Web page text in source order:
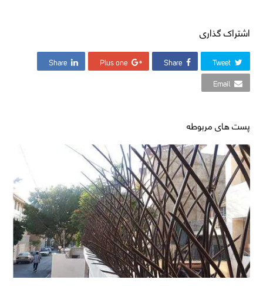
اشتراک گذاری
Tweet
Share
Plus one
Share
Email
پست های مربوطه